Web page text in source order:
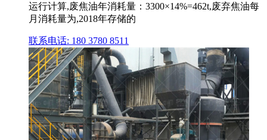
运行计算,废焦油年消耗量：3300×14%=462t,废弃焦油每
月消耗量为,2018年存储的
联系电话: 180 3780 8511